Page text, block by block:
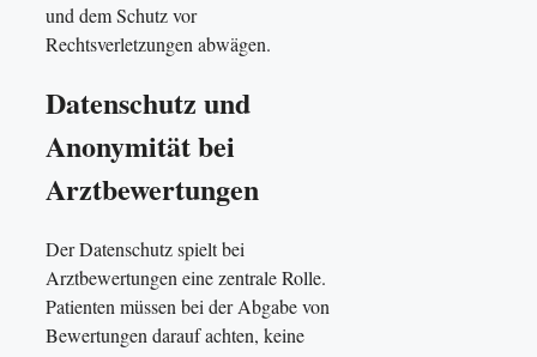
und dem Schutz vor
Rechtsverletzungen abwägen.
Datenschutz und
Anonymität bei
Arztbewertungen
Der Datenschutz spielt bei
Arztbewertungen eine zentrale Rolle.
Patienten müssen bei der Abgabe von
Bewertungen darauf achten, keine